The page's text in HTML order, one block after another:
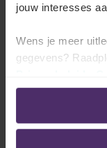
jouw interesses
Wens je meer
gegevens?
van een
deFOD
De
gegevens van
formulier.